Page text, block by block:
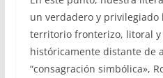
un verdadero y
territorio fronterizo, litoral
históricamente distante de
“consagración simbólica»,